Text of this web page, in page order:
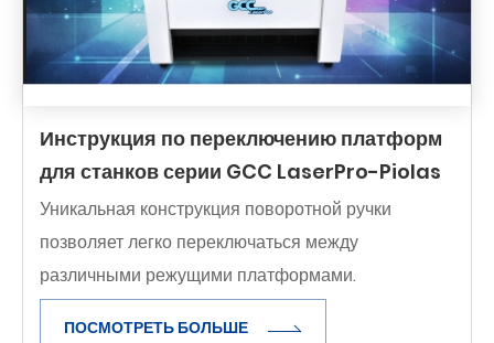
Инструкция по переключению платформ
для станков серии GCC LaserPro-Piolas
Уникальная конструкция поворотной ручки
позволяет легко переключаться между
различными режущими платформами.
ПОСМОТРЕТЬ БОЛЬШЕ